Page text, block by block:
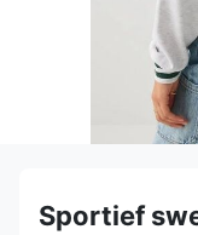
Sportief